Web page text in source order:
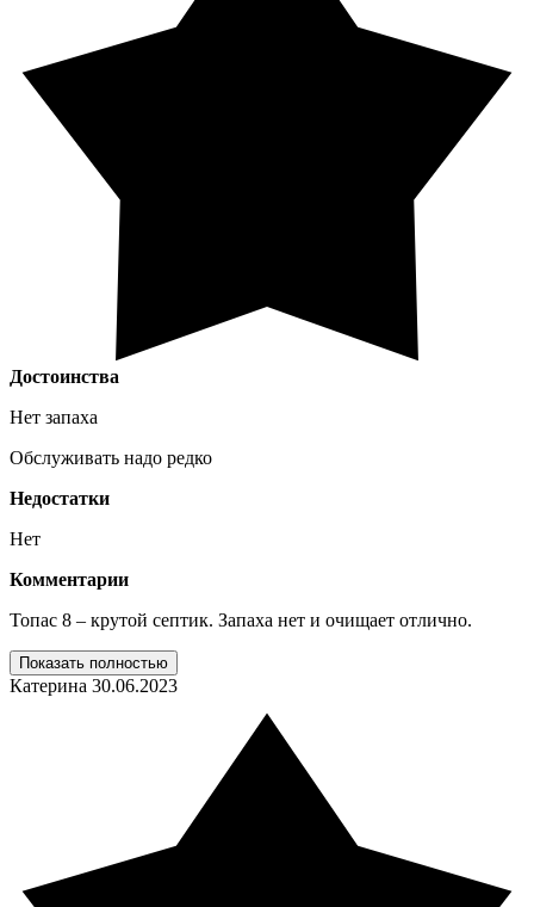
Достоинства
Нет запаха
Обслуживать надо редко
Недостатки
Нет
Комментарии
Топас 8 – крутой септик. Запаха нет и очищает отлично.
Показать полностью
Катерина 30.06.2023